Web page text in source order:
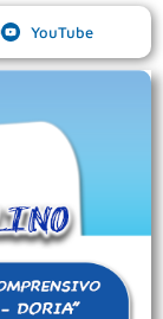
YouTube